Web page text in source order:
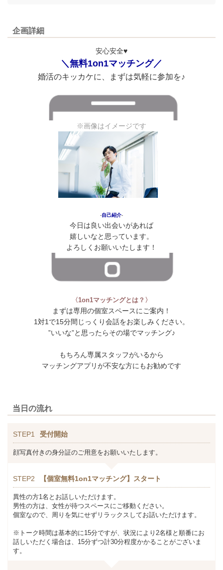
企画詳細
安心安全♥
＼無料1on1マッチング／
婚活のキッカケに、まずは気軽に参加を♪
※画像はイメージです
‐自己紹介‐
今日は良い出会いがあれば
嬉しいなと思っています。
よろしくお願いいたします！
〈1on1マッチングとは？〉
まずは専用の個室スペースにご案内！
1対1で15分間じっくり会話をお楽しみください。
”いいな”と思ったらその場でマッチング♪
もちろん専属スタッフがいるから
マッチングアプリが不安な方にもお勧めです
当日の流れ
STEP1 受付開始
顔写真付きの身分証のご用意をお願いいたします。
STEP2 【個室無料1on1マッチング】スタート
異性の方1名とお話しいただけます。
男性の方は、女性が待つスペースにご移動ください。
個室なので、周りを気にせずリラックスしてお話いただけます。
※トーク時間は基本的に15分ですが、状況により2名様と順番にお
話しいただく場合は、15分ずつ計30分程度かかることがございま
す。